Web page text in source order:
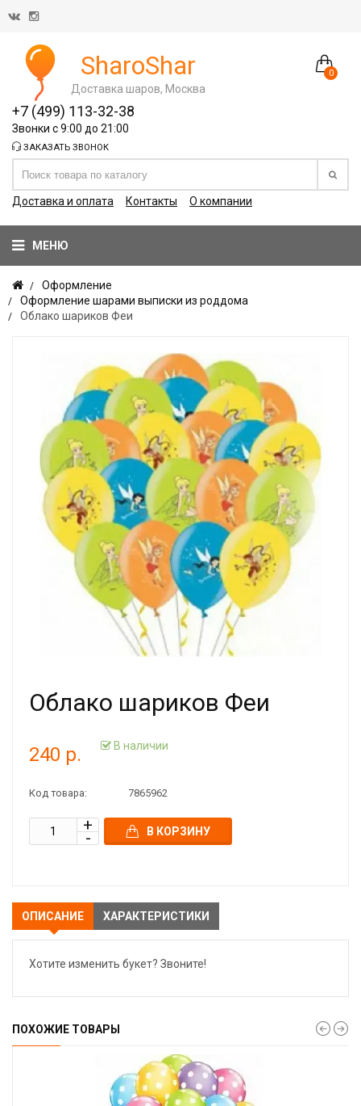
0
SharoShar
Доставка шаров, Москва
+7 (499) 113-32-38
Звонки с 9:00 до 21:00
ЗАКАЗАТЬ ЗВОНОК
Доставка и оплата Контакты О компании
МЕНЮ
Оформление
Оформление шарами выписки из роддома
Облако шариков Феи
Облако шариков Феи
240 р. В наличии
Код товара: 7865962
В КОРЗИНУ
ОПИСАНИЕ ХАРАКТЕРИСТИКИ
Хотите изменить букет? Звоните!
ПОХОЖИЕ ТОВАРЫ